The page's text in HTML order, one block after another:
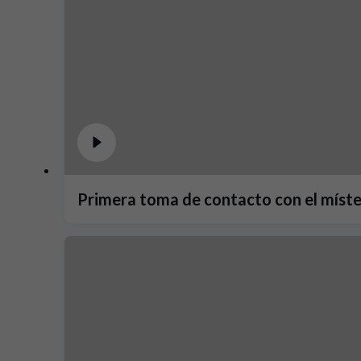
Primera toma de contacto con el